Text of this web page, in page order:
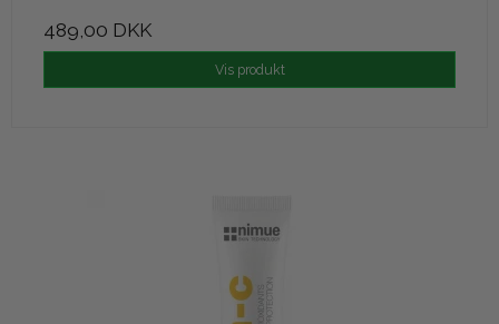
489,00 DKK
Vis produkt